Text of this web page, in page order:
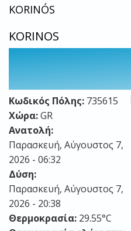
KORINÓS
KORINOS
Κωδικός Πόλης: 735615
Χώρα:GR
Ανατολή:
Παρασκευή, Αύγουστος 7,
2026 - 06:32
Δύση:
Παρασκευή, Αύγουστος 7,
2026 - 20:38
Θερμοκρασία: 29.55°C